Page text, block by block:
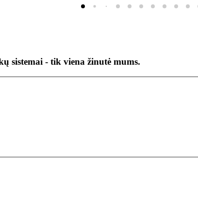
sistemai - tik viena žinutė mums.